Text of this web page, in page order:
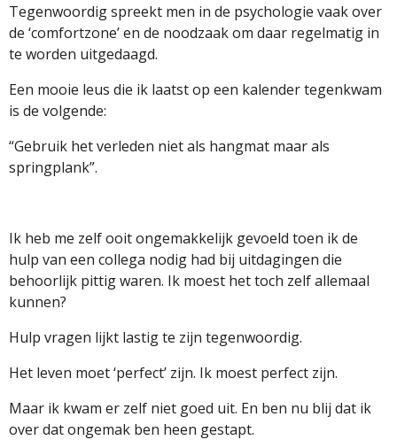
Tegenwoordig spreekt men in de psychologie vaak over
de ‘comfortzone’ en de noodzaak om daar regelmatig in
te worden uitgedaagd.
Een mooie leus die ik laatst op een kalender tegenkwam
is de volgende:
“Gebruik het verleden niet als hangmat maar als
springplank”.
Ik heb me zelf ooit ongemakkelijk gevoeld toen ik de
hulp van een collega nodig had bij uitdagingen die
behoorlijk pittig waren. Ik moest het toch zelf allemaal
kunnen?
Hulp vragen lijkt lastig te zijn tegenwoordig.
Het leven moet ‘perfect’ zijn. Ik moest perfect zijn.
Maar ik kwam er zelf niet goed uit. En ben nu blij dat ik
over dat ongemak ben heen gestapt.